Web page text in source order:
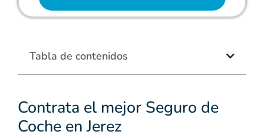
Contrata el mejor Seguro de
Coche en Jerez
Tabla de contenidos